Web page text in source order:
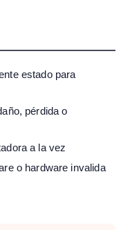
estado para
pérdida o
a la vez
o hardware invalida